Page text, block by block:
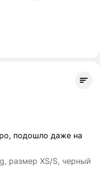
подошло даже на
размер XS/S, черный